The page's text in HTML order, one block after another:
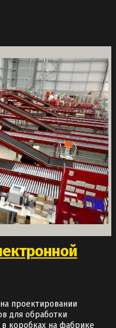
проектировании
для обработки
коробках на фабрике